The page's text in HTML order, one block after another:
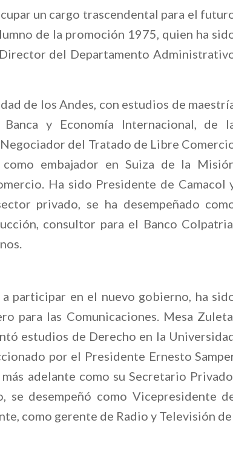
un cargo trascendental para el
de la promoción 1975, quien ha
del Departamento
de los Andes, con estudios de
y Economía Internacional, de
del Tratado de Libre
embajador en Suiza de la
Ha sido Presidente de Camacol
privado, se ha desempeñado
consultor para el Banco
participar en el nuevo gobierno, ha
para las Comunicaciones. Mesa
estudios de Derecho en la
por el Presidente Ernesto
adelante como su Secretario
se desempeñó como Vicepresidente
como gerente de Radio y Televisión